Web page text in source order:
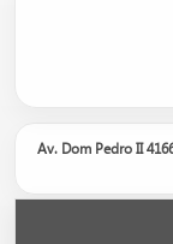
Nosso site é
sobre
Av. Dom Pedro II